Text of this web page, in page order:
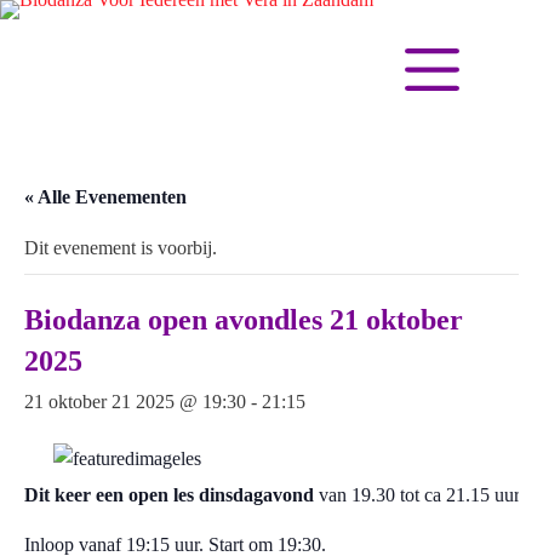
« Alle Evenementen
Dit evenement is voorbij.
Biodanza open avondles 21 oktober
2025
21 oktober 21 2025 @ 19:30 - 21:15
Dit keer een open les dinsdagavond van 19.30 tot ca 21.15 uur.
Inloop vanaf 19:15 uur. Start om 19:30.